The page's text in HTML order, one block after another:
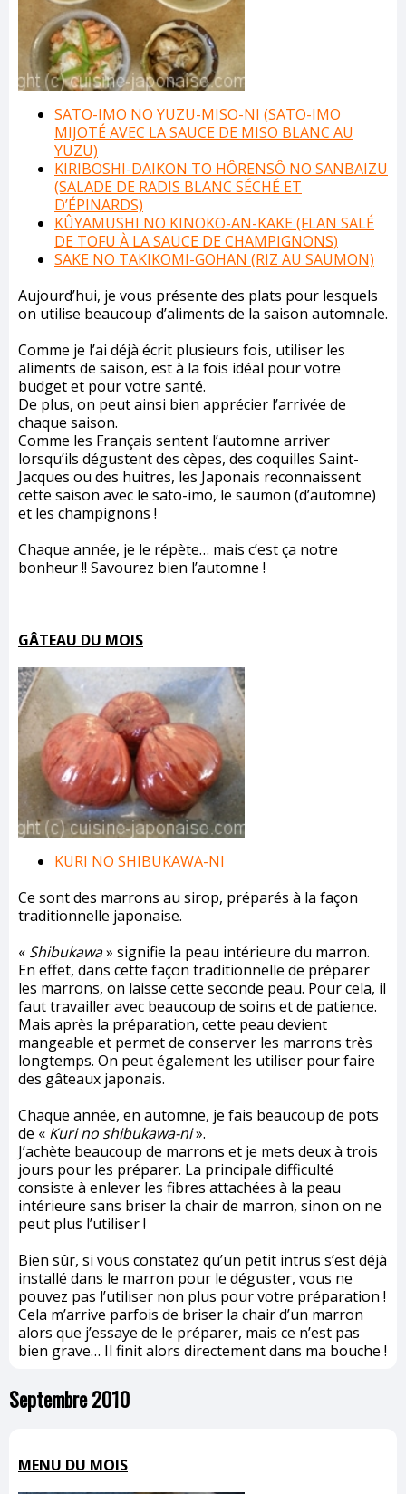
SATO-IMO NO YUZU-MISO-NI (SATO-IMO
MIJOTÉ AVEC LA SAUCE DE MISO BLANC AU
YUZU)
KIRIBOSHI-DAIKON TO HÔRENSÔ NO SANBAIZU
(SALADE DE RADIS BLANC SÉCHÉ ET
D’ÉPINARDS)
KÛYAMUSHI NO KINOKO-AN-KAKE (FLAN SALÉ
DE TOFU À LA SAUCE DE CHAMPIGNONS)
SAKE NO TAKIKOMI-GOHAN (RIZ AU SAUMON)
Aujourd’hui, je vous présente des plats pour lesquels
on utilise beaucoup d’aliments de la saison automnale.
Comme je l’ai déjà écrit plusieurs fois, utiliser les
aliments de saison, est à la fois idéal pour votre
budget et pour votre santé.
De plus, on peut ainsi bien apprécier l’arrivée de
chaque saison.
Comme les Français sentent l’automne arriver
lorsqu’ils dégustent des cèpes, des coquilles Saint-
Jacques ou des huitres, les Japonais reconnaissent
cette saison avec le sato-imo, le saumon (d’automne)
et les champignons !
Chaque année, je le répète… mais c’est ça notre
bonheur !! Savourez bien l’automne !
GÂTEAU DU MOIS
KURI NO SHIBUKAWA-NI
Ce sont des marrons au sirop, préparés à la façon
traditionnelle japonaise.
« Shibukawa» signifie la peau intérieure du marron.
En effet, dans cette façon traditionnelle de préparer
les marrons, on laisse cette seconde peau. Pour cela, il
faut travailler avec beaucoup de soins et de patience.
Mais après la préparation, cette peau devient
mangeable et permet de conserver les marrons très
longtemps. On peut également les utiliser pour faire
des gâteaux japonais.
Chaque année, en automne, je fais beaucoup de pots
de « Kuri no shibukawa-ni».
J’achète beaucoup de marrons et je mets deux à trois
jours pour les préparer. La principale difficulté
consiste à enlever les fibres attachées à la peau
intérieure sans briser la chair de marron, sinon on ne
peut plus l’utiliser !
Bien sûr, si vous constatez qu’un petit intrus s’est déjà
installé dans le marron pour le déguster, vous ne
pouvez pas l’utiliser non plus pour votre préparation !
Cela m’arrive parfois de briser la chair d’un marron
alors que j’essaye de le préparer, mais ce n’est pas
bien grave… Il finit alors directement dans ma bouche !
Septembre 2010
MENU DU MOIS